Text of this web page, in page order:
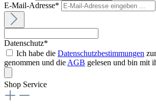
E-Mail-Adresse*
Datenschutz*
Ich habe die Datenschutzbestimmungen
genommen und die AGB gelesen und bin mit
Shop Service